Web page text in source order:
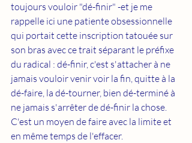
toujours vouloir "dé-finir" -et je me
rappelle ici une patiente obsessionnelle
qui portait cette inscription tatouée sur
son bras avec ce trait séparant le préfixe
du radical : dé-finir, c'est s'attacher à ne
jamais vouloir venir voir la fin, quitte à la
dé-faire, la dé-tourner, bien dé-terminé à
ne jamais s'arrêter de dé-finir la chose.
C'est un moyen de faire avec la limite et
en même temps de l'effacer.